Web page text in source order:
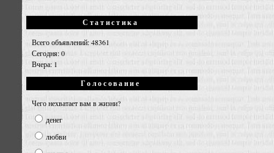
Статистика
Всего объявлений: 48361
Сегодня: 0
Вчера: 1
Голосование
Чего нехватает вам в жизни?
денег
любви